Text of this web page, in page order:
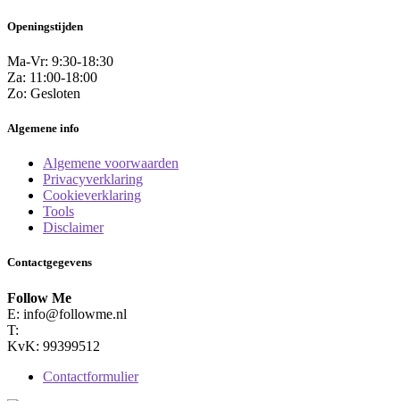
Openingstijden
Ma-Vr: 9:30-18:30
Za: 11:00-18:00
Zo: Gesloten
Algemene info
Algemene voorwaarden
Privacyverklaring
Cookieverklaring
Tools
Disclaimer
Contactgegevens
Follow Me
E: info@followme.nl
T:
KvK: 99399512
Contactformulier